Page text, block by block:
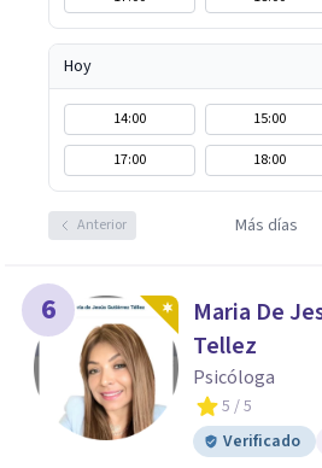
Hoy
14:00 15:00
17:00
18:00
Anterior Más días
6
Maria De
Tellez
Psicóloga
5 / 5
Verificado